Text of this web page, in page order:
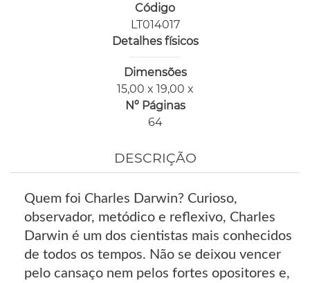
Código
LT014017
Detalhes físicos
Dimensões
15,00 x 19,00 x
Nº Páginas
64
DESCRIÇÃO
Quem foi Charles Darwin? Curioso,
observador, metódico e reflexivo, Charles
Darwin é um dos cientistas mais conhecidos
de todos os tempos. Não se deixou vencer
pelo cansaço nem pelos fortes opositores e,